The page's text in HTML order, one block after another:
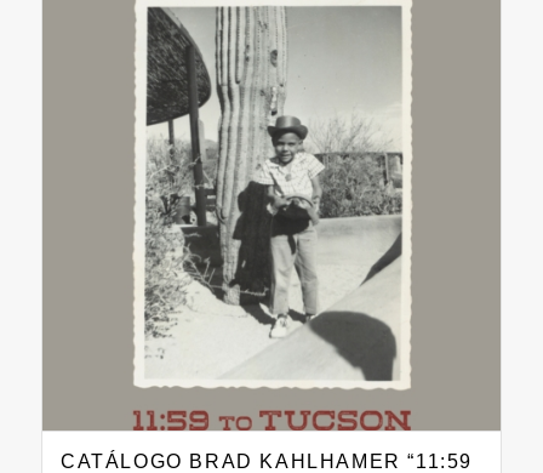
CATÁLOGO BRAD KAHLHAMER “11:59